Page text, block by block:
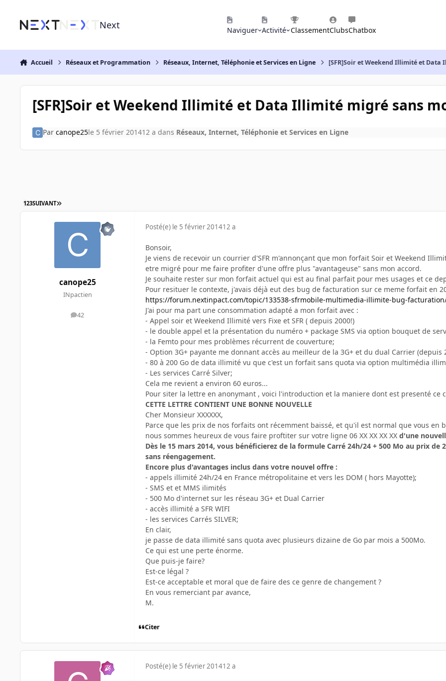
Next Naviguer Activité ClassementClubsChatbox
Accueil Réseaux et Programmation Réseaux, Internet, Téléphonie et Services en Ligne [SFR]Soir et Weekend Illimité et
[SFR]Soir et Weekend Illimité et Data Illimité migré sans
Par canope25le 5 février 201412 a dans Réseaux, Internet, Téléphonie et Services en Ligne
123SUIVANT
canope25
INpactien
42
messages
Posté(e) le 5 février 201412 a
Bonsoir,
Je viens de recevoir un courrier d'SFR m'annonçant que mon forfait Soir et Weekend
etre migré pour me faire profiter d'une offre plus "avantageuse" sans mon accord.
Je souhaite rester sur mon forfait actuel qui est au final parfait pour mes usages et ce
Pour resituer le contexte, j'avais déjà eut des bug de facturation sur ce meme forfait en
https://forum.nextinpact.com/topic/133538-sfrmobile-multimedia-illimite-bug-
J'ai pour ma part une consommation adapté a mon forfait avec :
- Appel soir et Weekend Illimité vers Fixe et SFR ( depuis 2000!)
- le double appel et la présentation du numéro + package SMS via option bouquet de
- la Femto pour mes problèmes récurrent de couverture;
- Option 3G+ payante me donnant accès au meilleur de la 3G+ et du dual Carrier (depuis
- 80 à 200 Go de data illimité vu que c'est un forfait sans quota via option multimédia
- Les services Carré Silver;
Cela me revient a environ 60 euros...
Pour siter la lettre en anonymant , voici l'introduction et la maniere dont est presenté ce
CETTE LETTRE CONTIENT UNE BONNE NOUVELLE
Cher Monsieur XXXXXX,
Parce que les prix de nos forfaits ont récemment baissé, et qu'il est normal que vous en
nous sommes heureux de vous faire proftiter sur votre ligne 06 XX XX XX XX d'une
Dès le 15 mars 2014, vous bénéficierez de la formule Carré 24h/24 + 500 Mo au prix
sans réengagement.
Encore plus d'avantages inclus dans votre nouvel offre :
- appels illimité 24h/24 en France métropolitaine et vers les DOM ( hors Mayotte);
- SMS et et MMS ilimités
- 500 Mo d'internet sur les réseau 3G+ et Dual Carrier
- accès illimité a SFR WIFI
- les services Carrés SILVER;
En clair,
je passe de data illimité sans quota avec plusieurs dizaine de Go par mois a 500Mo.
Ce qui est une perte énorme.
Que puis-je faire?
Est-ce légal ?
Est-ce acceptable et moral que de faire des ce genre de changement ?
En vous remerciant par avance,
M.
Citer
Posté(e) le 5 février 201412 a